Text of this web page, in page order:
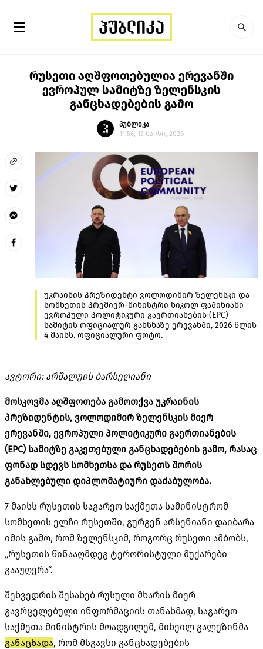
რუსეთი აღშფოთებულია ერევანში
ევროპულ სამიტზე ზელენსკის
განცხადებების გამო
პუბლიკა
11:56, 13 მაისი, 2026
უკრაინის პრეზიდენტი ვოლოდიმირ ზელენსკი და
სომხეთის პრემიერ-მინისტრი ნიკოლ ფაშინიანი
ევროპული პოლიტიკური გაერთიანების (EPC)
სამიტის ოფიციალურ გახსნაზე ერევანში, 2026 წლის
4 მაისს. ოფიციალური ფოტო.
ავტორი: არშალუის ბარსეღიანი
მოსკოვმა აღშფოთება გამოთქვა უკრაინის
პრეზიდენტის, ვოლოდიმირ ზელენსკის მიერ
ერევანში, ევროპული პოლიტიკური გაერთიანების
(EPC) სამიტზე გაკეთებული განცხადებების გამო, რასაც
ფონად სდევს სომხეთსა და რუსეთს შორის
განახლებული დიპლომატიური დაძაბულობა.
7 მაისს რუსეთის საგარეო საქმეთა სამინისტრომ
სომხეთის ელჩი რუსეთში, გურგენ არსენიანი დაიბარა
იმის გამო, რომ ზელენსკიმ, როგორც რუსეთი ამბობს,
„რუსეთის წინააღმდეგ ტერორისტული მუქარები
გააჟღერა“.
შეხვედრის შესახებ რუსული მხარის მიერ
გავრცელებული ინფორმაციის თანახმად, საგარეო
საქმეთა მინისტრის მოადგილემ, მიხეილ გალუზინმა
განაცხადა, რომ მსგავსი განცხადებების